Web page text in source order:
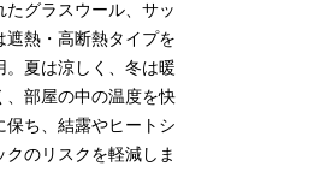
たグラスウール、サッ
遮熱・高断熱タイプを
。夏は涼しく、冬は暖
、部屋の中の温度を快
保ち、結露やヒートシ
クのリスクを軽減しま